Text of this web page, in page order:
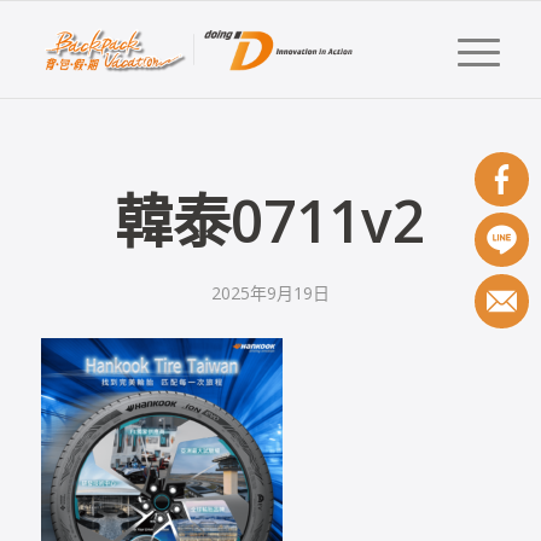
韓泰0711v2
2025年9月19日